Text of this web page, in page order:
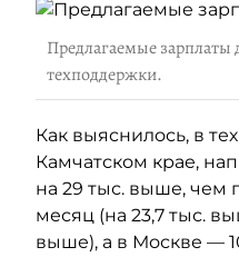
Предлагаемые зарплаты
техподдержки.
Как выяснилось, в
Камчатском крае,
на 29 тыс. выше, чем
месяц (на 23,7 тыс.
выше), а в Москве —